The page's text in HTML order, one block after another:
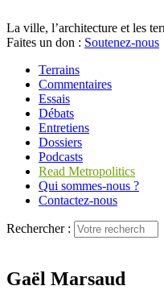
La ville, l’architecture et les
Faites un don : Soutenez-nous
Terrains
Commentaires
Essais
Débats
Entretiens
Dossiers
Podcasts
Read Metropolitics
Qui sommes-nous ?
Contactez-nous
Rechercher :
Gaël Marsaud